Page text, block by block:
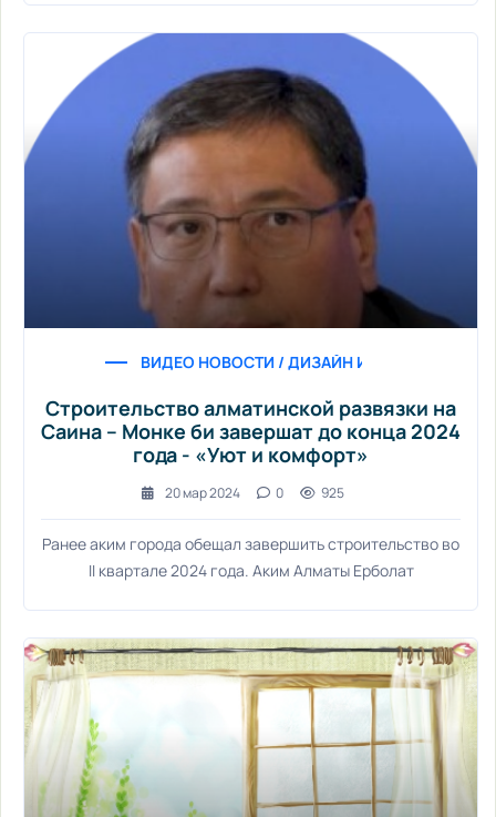
ВИДЕО НОВОСТИ / ДИЗАЙН ИНТЕРЬЕРА /
Строительство алматинской развязки на
Саина – Монке би завершат до конца 2024
года - «Уют и комфорт»
20 мар 2024 0 925
Ранее аким города обещал завершить строительство во
II квартале 2024 года. Аким Алматы Ерболат